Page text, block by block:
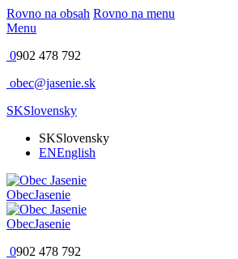
Rovno na obsah Rovno na menu
Menu
0902 478 792
obec@jasenie.sk
SKSlovensky
SKSlovensky
ENEnglish
ObecJasenie
ObecJasenie
0902 478 792